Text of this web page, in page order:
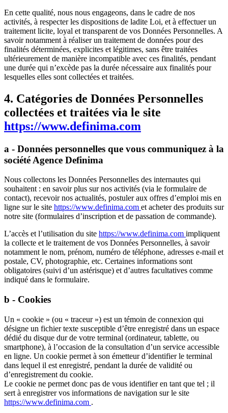
En cette qualité, nous nous engageons, dans le cadre de nos
activités, à respecter les dispositions de ladite Loi, et à effectuer un
traitement licite, loyal et transparent de vos Données Personnelles. A
savoir notamment à réaliser un traitement de données pour des
finalités déterminées, explicites et légitimes, sans être traitées
ultérieurement de manière incompatible avec ces finalités, pendant
une durée qui n’excède pas la durée nécessaire aux finalités pour
lesquelles elles sont collectées et traitées.
4. Catégories de Données Personnelles
collectées et traitées via le site
https://www.definima.com
a - Données personnelles que vous communiquez à la
société Agence Definima
Nous collectons les Données Personnelles des internautes qui
souhaitent : en savoir plus sur nos activités (via le formulaire de
contact), recevoir nos actualités, postuler aux offres d’emploi mis en
ligne sur le site https://www.definima.com et acheter des produits sur
notre site (formulaires d’inscription et de passation de commande).
L’accès et l’utilisation du site https://www.definima.com impliquent
la collecte et le traitement de vos Données Personnelles, à savoir
notamment le nom, prénom, numéro de téléphone, adresses e-mail et
postale, CV, photographie, etc. Certaines informations sont
obligatoires (suivi d’un astérisque) et d’autres facultatives comme
indiqué dans le formulaire.
b - Cookies
Un « cookie » (ou « traceur ») est un témoin de connexion qui
désigne un fichier texte susceptible d’être enregistré dans un espace
dédié du disque dur de votre terminal (ordinateur, tablette, ou
smartphone), à l’occasion de la consultation d’un service accessible
en ligne. Un cookie permet à son émetteur d’identifier le terminal
dans lequel il est enregistré, pendant la durée de validité ou
d’enregistrement du cookie.
Le cookie ne permet donc pas de vous identifier en tant que tel ; il
sert à enregistrer vos informations de navigation sur le site
https://www.definima.com .